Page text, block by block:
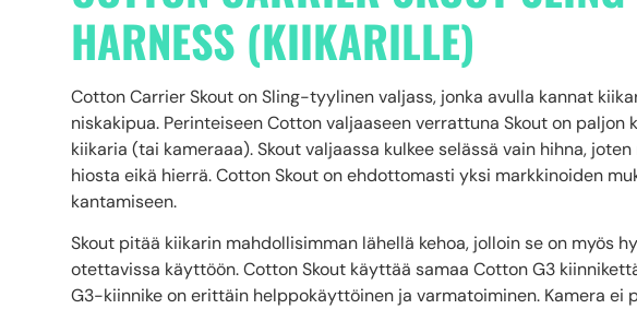
HARNESS (KIIKARILLE)
Cotton Carrier Skout on Sling-tyylinen valjass, jonka avulla kannat
niskakipua. Perinteiseen Cotton valjaaseen verrattuna Skout on paljon
kiikaria (tai kameraaa). Skout valjaassa kulkee selässä vain hihna,
hiosta eikä hierrä. Cotton Skout on ehdottomasti yksi markkinoiden
kantamiseen.
Skout pitää kiikarin mahdollisimman lähellä kehoa, jolloin se on myös
otettavissa käyttöön. Cotton Skout käyttää samaa Cotton G3
G3-kiinnike on erittäin helppokäyttöinen ja varmatoiminen. Kamera ei